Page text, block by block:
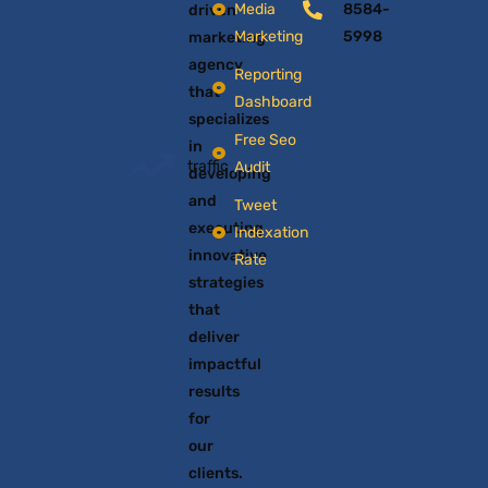
up
traffic
driven
marketing
agency
that
specializes
in
developing
and
executing
innovative
strategies
that
deliver
impactful
results
for
our
clients.
Media
Marketing
Reporting
Dashboard
Free Seo
Audit
Tweet
Indexation
Rate
8584-
5998